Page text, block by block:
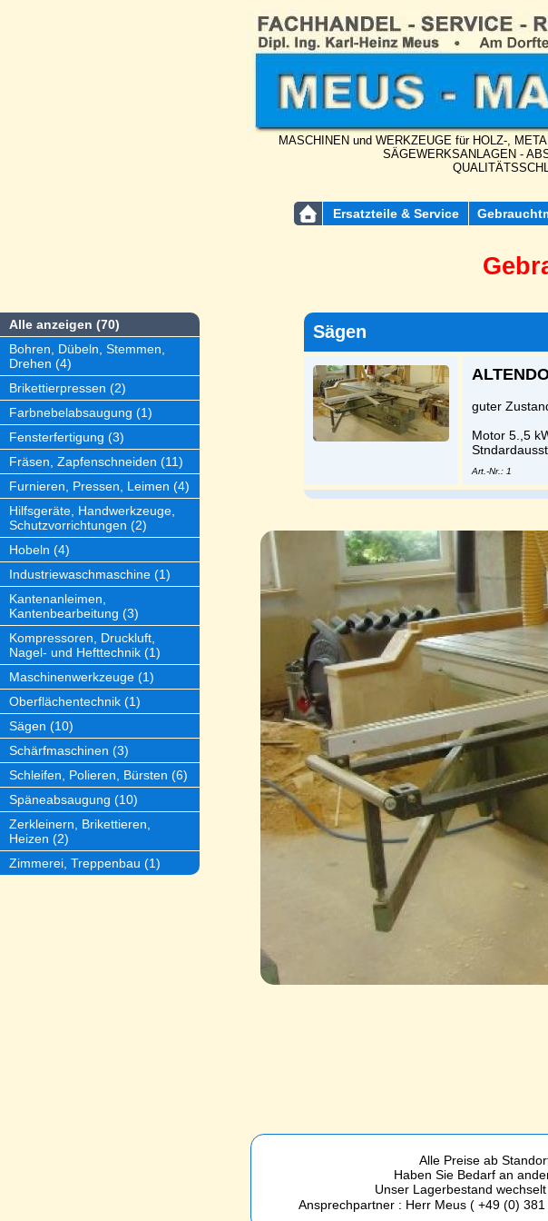
MASCHINEN und WERKZEUGE für HOLZ-,
SÄGEWERKSANLAGEN -
Ersatzteile & Service
Alle anzeigen (70)
Bohren, Dübeln, Stemmen,
Drehen (4)
Brikettierpressen (2)
Farbnebelabsaugung (1)
Fensterfertigung (3)
Fräsen, Zapfenschneiden (11)
Furnieren, Pressen, Leimen (4)
Hilfsgeräte, Handwerkzeuge,
Schutzvorrichtungen (2)
Hobeln (4)
Industriewaschmaschine (1)
Kantenanleimen,
Kantenbearbeitung (3)
Kompressoren, Druckluft,
Nagel- und Hefttechnik (1)
Maschinenwerkzeuge (1)
Oberflächentechnik (1)
Sägen (10)
Schärfmaschinen (3)
Schleifen, Polieren, Bürsten (6)
Späneabsaugung (10)
Zerkleinern, Brikettieren,
Heizen (2)
Zimmerei, Treppenbau (1)
Sägen
guter
Motor 5.,5
Art.-Nr.: 1
Alle Preise ab
Haben Sie Bedarf an
Unser Lagerbestand
Ansprechpartner : Herr Meus ( +49 (0)